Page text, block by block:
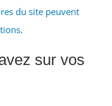
du site peuvent
sur vos